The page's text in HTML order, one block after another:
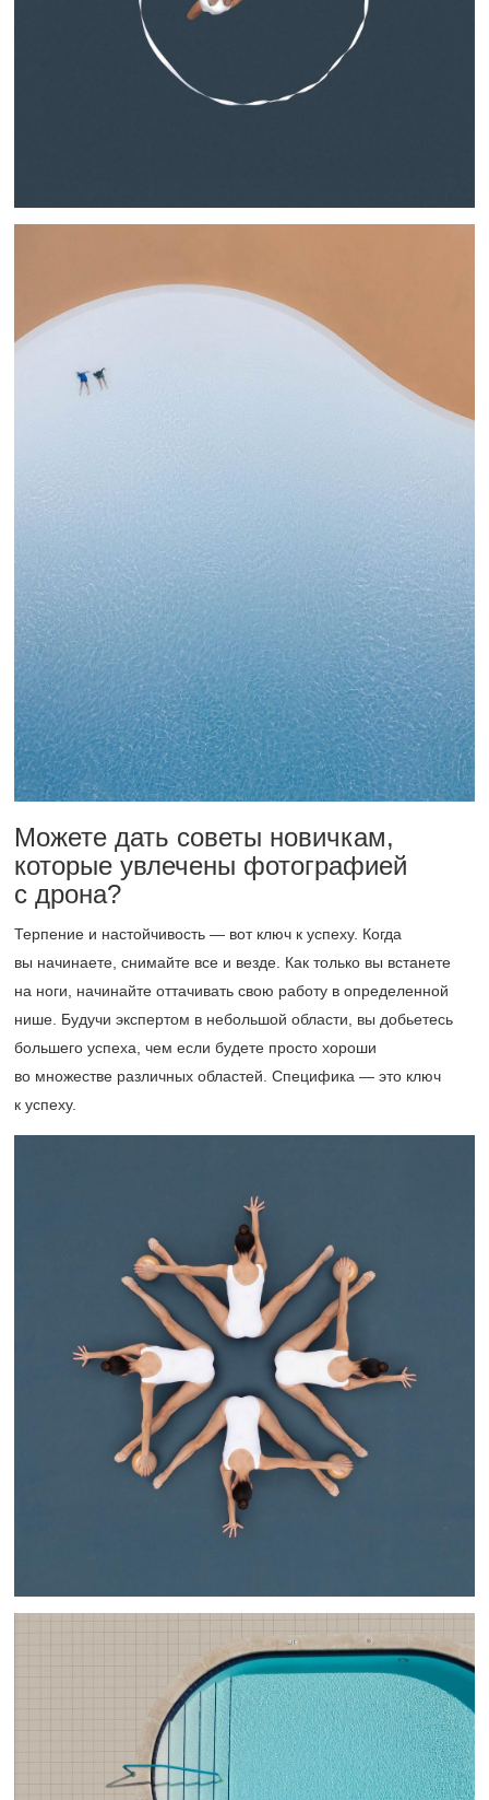
Можете дать советы новичкам,
которые увлечены фотографией
с дрона?
Терпение и настойчивость — вот ключ к успеху. Когда
вы начинаете, снимайте все и везде. Как только вы встанете
на ноги, начинайте оттачивать свою работу в определенной
нише. Будучи экспертом в небольшой области, вы добьетесь
большего успеха, чем если будете просто хороши
во множестве различных областей. Специфика — это ключ
к успеху.